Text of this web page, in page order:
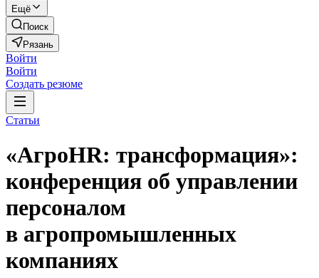
Ещё
Поиск
Рязань
Войти
Войти
Создать резюме
Статьи
«АгроHR: трансформация»:
конференция об управлении
персоналом
в агропромышленных
компаниях